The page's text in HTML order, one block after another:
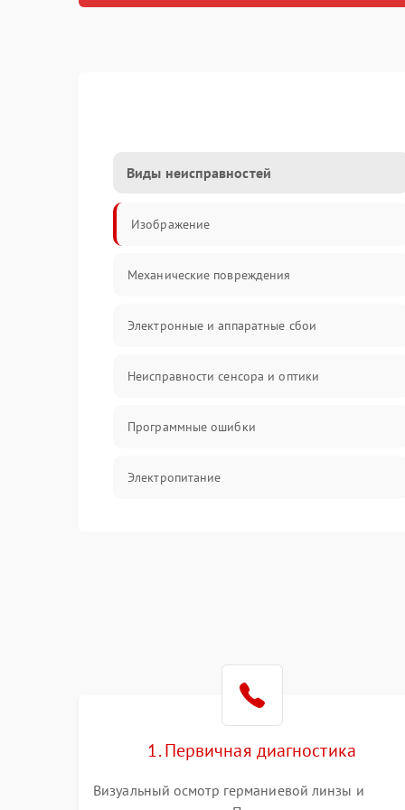
Виды неисправностей
Изображение
Механические повреждения
Электронные и аппаратные сбои
Неисправности сенсора и оптики
Программные ошибки
Электропитание
Температурные проблемы
Сбои коммуникаций и интерфейсов
1. Первичная диагностика
Визуальный осмотр германиевой линзы и